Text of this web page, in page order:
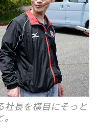
長を横目にそっと